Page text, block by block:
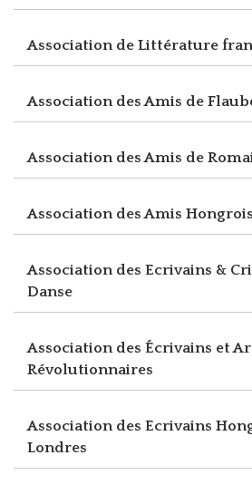
Association de Littérature
Association des Amis de
Association des Amis de
Association des Amis
Association des Ecrivains &
Danse
Association des Écrivains et
Révolutionnaires
Association des Ecrivains
Londres